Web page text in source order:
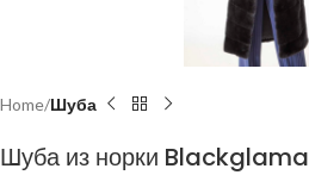
Home Шуба
Шуба из норки Blackglama